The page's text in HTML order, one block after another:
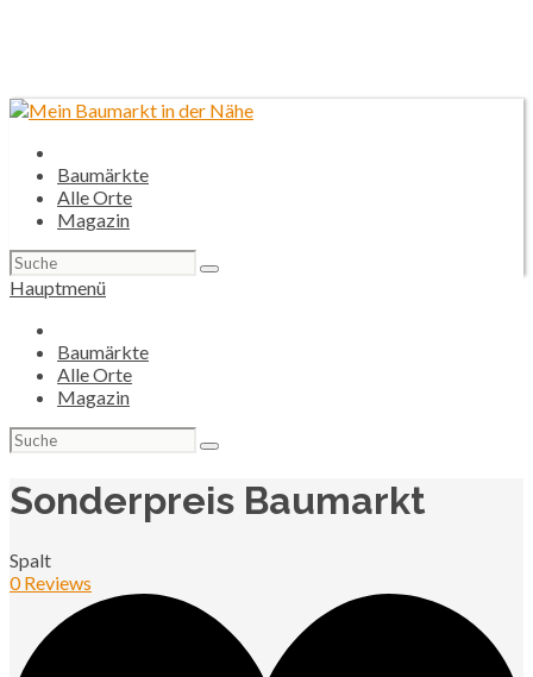
Baumärkte
Alle Orte
Magazin
Suchen
nach:
Hauptmenü
Baumärkte
Alle Orte
Magazin
Suchen
nach:
Sonderpreis Baumarkt
Spalt
0 Reviews